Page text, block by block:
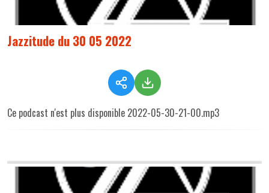
Jazzitude du 30 05 2022
Ce podcast n'est plus disponible 2022-05-30-21-00.mp3